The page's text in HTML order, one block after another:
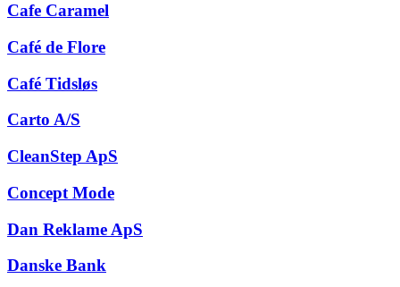
Cafe Caramel
Café de Flore
Café Tidsløs
Carto A/S
CleanStep ApS
Concept Mode
Dan Reklame ApS
Danske Bank